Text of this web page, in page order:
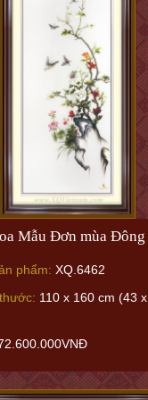
Mẫu Đơn mùa Đông
phẩm: XQ.6462
110 x 160 cm (43 x